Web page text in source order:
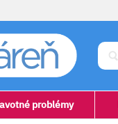
problémy